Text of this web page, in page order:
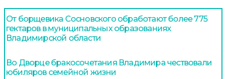
От борщевика Сосновского обработают более 775
гектаров в муниципальных образованиях
Владимирской области
Во Дворце бракосочетания Владимира чествовали
юбиляров семейной жизни